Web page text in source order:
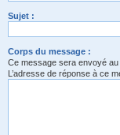
Sujet :
Corps du message :
Ce message sera envoyé
L’adresse de réponse à ce